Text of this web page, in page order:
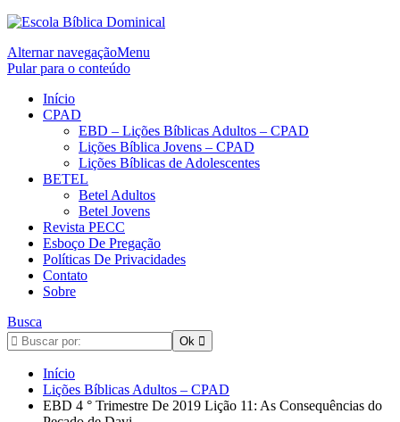
Alternar navegaçãoMenu
Pular para o conteúdo
Início
CPAD
EBD – Lições Bíblicas Adultos – CPAD
Lições Bíblica Jovens – CPAD
Lições Bíblicas de Adolescentes
BETEL
Betel Adultos
Betel Jovens
Revista PECC
Esboço De Pregação
Políticas De Privacidades
Contato
Sobre
Busca
Início
Lições Bíblicas Adultos – CPAD
EBD 4 ° Trimestre De 2019 Lição 11: As Consequências do